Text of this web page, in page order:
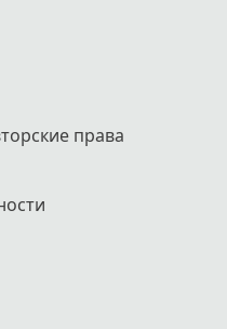
права